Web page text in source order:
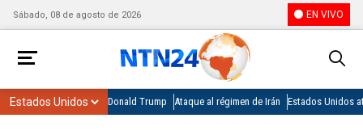
Sábado, 08 de agosto de 2026 EN VIVO
Donald Trump Ataque al régimen de Irán Estados Unidos